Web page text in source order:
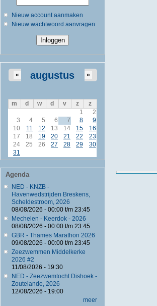
Nieuw account aanmaken
Nieuw wachtwoord aanvragen
augustus
« »
m d w d v z
z
1
2
3
4 5 6 7 8
9
10
11 12 13 14 15
16
17
18 19 20 21 22
23
24
25 26 27 28 29
30
31
Agenda
NED - KNZB -
Havenwedstrijden Breskens,
Scheldestroom, 2026
08/08/2026 - 00:00t/m 23:45
Mechelen - Keerdok - 2026
08/08/2026 - 00:00t/m 23:45
GBR - Thames Marathon 2026
09/08/2026 - 00:00t/m 23:45
Zeezwemmen Middelkerke
2026 #2
11/08/2026 - 19:30
NED - Zeezwemtocht Dishoek -
Zoutelande, 2026
12/08/2026 - 19:00
meer